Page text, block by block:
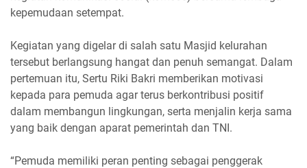
kepemudaan setempat.
Kegiatan yang digelar di salah satu Masjid kelurahan
tersebut berlangsung hangat dan penuh semangat. Dalam
pertemuan itu, Sertu Riki Bakri memberikan motivasi
kepada para pemuda agar terus berkontribusi positif
dalam membangun lingkungan, serta menjalin kerja sama
yang baik dengan aparat pemerintah dan TNI.
“Pemuda memiliki peran penting sebagai penggerak